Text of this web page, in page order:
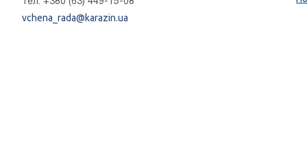
vchena_rada@karazin.ua